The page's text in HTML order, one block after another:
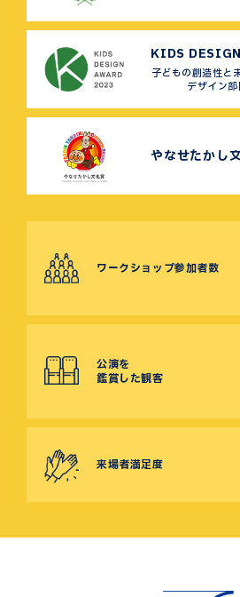
KIDS
子どもの創造性と
デザイン部
やなせたかし
ワークショップ参加者数
公演を
鑑賞した観客
来場者満足度